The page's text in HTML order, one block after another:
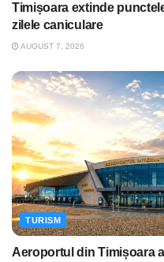
Timișoara extinde
zilele caniculare
AUGUST 7, 2026
TURISM
Aeroportul din Timișoara